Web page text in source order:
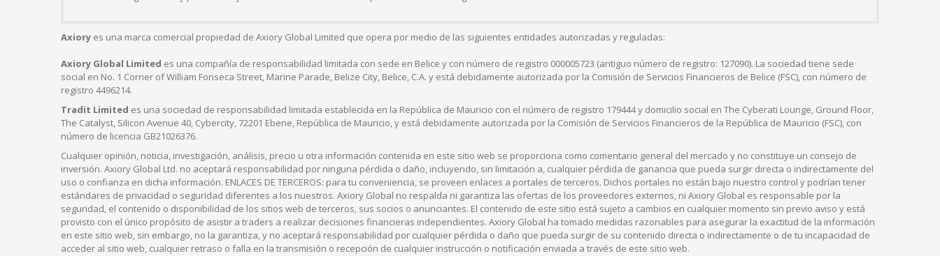
Axiory es una marca comercial propiedad de Axiory Global Limited que opera por medio de las siguientes entidades autorizadas y reguladas:
Axiory Global Limited es una compañía de responsabilidad limitada con sede en Belice y con número de registro 000005723 (antiguo número de registro: 127090). La sociedad tiene sede
social en No. 1 Corner of William Fonseca Street, Marine Parade, Belize City, Belice, C.A. y está debidamente autorizada por la Comisión de Servicios Financieros de Belice (FSC), con número de
registro 4496214.
Tradit Limited es una sociedad de responsabilidad limitada establecida en la República de Mauricio con el número de registro 179444 y domicilio social en The Cyberati Lounge, Ground Floor,
The Catalyst, Silicon Avenue 40, Cybercity, 72201 Ebene, República de Mauricio, y está debidamente autorizada por la Comisión de Servicios Financieros de la República de Mauricio (FSC), con
número de licencia GB21026376.
Cualquier opinión, noticia, investigación, análisis, precio u otra información contenida en este sitio web se proporciona como comentario general del mercado y no constituye un consejo de
inversión. Axiory Global Ltd. no aceptará responsabilidad por ninguna pérdida o daño, incluyendo, sin limitación a, cualquier pérdida de ganancia que pueda surgir directa o indirectamente del
uso o confianza en dicha información. ENLACES DE TERCEROS: para tu conveniencia, se proveen enlaces a portales de terceros. Dichos portales no están bajo nuestro control y podrían tener
estándares de privacidad o seguridad diferentes a los nuestros. Axiory Global no respalda ni garantiza las ofertas de los proveedores externos, ni Axiory Global es responsable por la
seguridad, el contenido o disponibilidad de los sitios web de terceros, sus socios o anunciantes. El contenido de este sitio está sujeto a cambios en cualquier momento sin previo aviso y está
provisto con el único propósito de asistir a traders a realizar decisiones financieras independientes. Axiory Global ha tomado medidas razonables para asegurar la exactitud de la información
en este sitio web, sin embargo, no la garantiza, y no aceptará responsabilidad por cualquier pérdida o daño que pueda surgir de su contenido directa o indirectamente o de tu incapacidad de
acceder al sitio web, cualquier retraso o falla en la transmisión o recepción de cualquier instrucción o notificación enviada a través de este sitio web.